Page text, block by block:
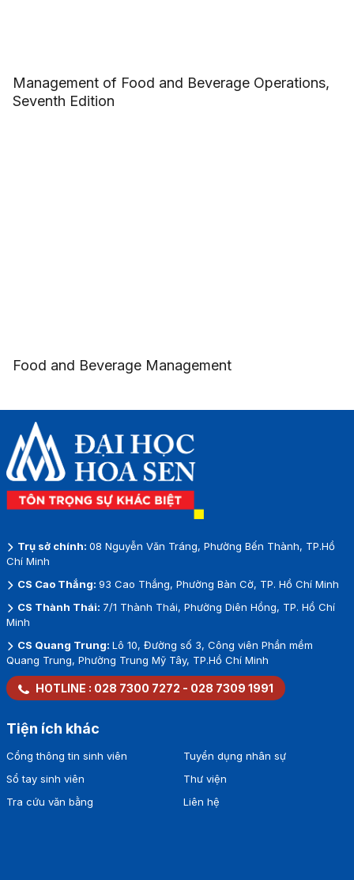
Management of Food and Beverage Operations,
Seventh Edition
Food and Beverage Management
Trụ sở chính: 08 Nguyễn Văn Tráng, Phường Bến Thành, TP.Hồ
Chí Minh
CS Cao Thắng: 93 Cao Thắng, Phường Bàn Cờ, TP. Hồ Chí Minh
CS Thành Thái: 7/1 Thành Thái, Phường Diên Hồng, TP. Hồ Chí
Minh
CS Quang Trung: Lô 10, Đường số 3, Công viên Phần mềm
Quang Trung, Phường Trung Mỹ Tây, TP.Hồ Chí Minh
HOTLINE : 028 7300 7272 - 028 7309 1991
Tiện ích khác
Cổng thông tin sinh viên
Sổ tay sinh viên
Tra cứu văn bằng
Tuyển dụng nhân sự
Thư viện
Liên hệ